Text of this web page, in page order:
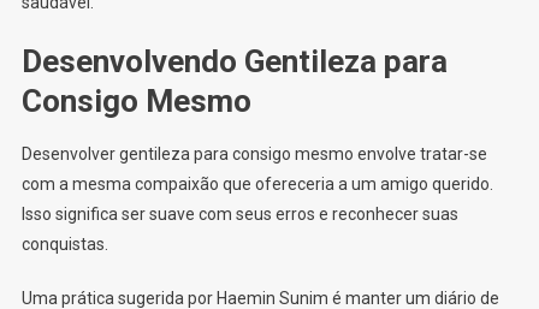
Desenvolvendo Gentileza para
Consigo Mesmo
Desenvolver gentileza para consigo mesmo envolve tratar-se
com a mesma compaixão que ofereceria a um amigo querido.
Isso significa ser suave com seus erros e reconhecer suas
conquistas.
Uma prática sugerida por Haemin Sunim é manter um diário de